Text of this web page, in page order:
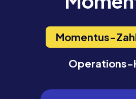
Momentus-
Operations-